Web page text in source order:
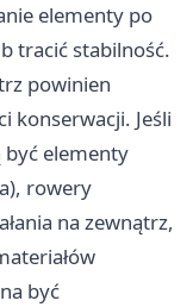
elementy po
tracić stabilność.
powinien
konserwacji. Jeśli
być elementy
rowery
na zewnątrz,
być